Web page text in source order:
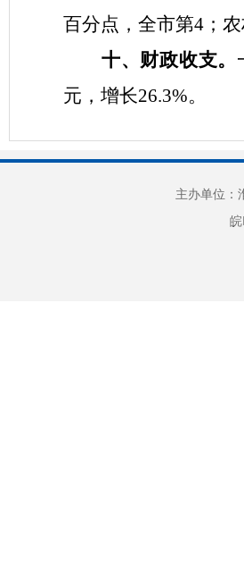
百分点，全市第4 ；
十、财政收支。
元，增长26.3%。
主办单位